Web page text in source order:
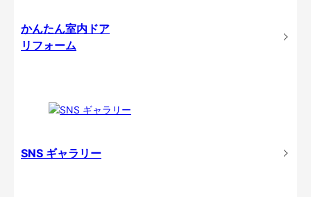
かんたん室内ドア
リフォーム
SNS ギャラリー